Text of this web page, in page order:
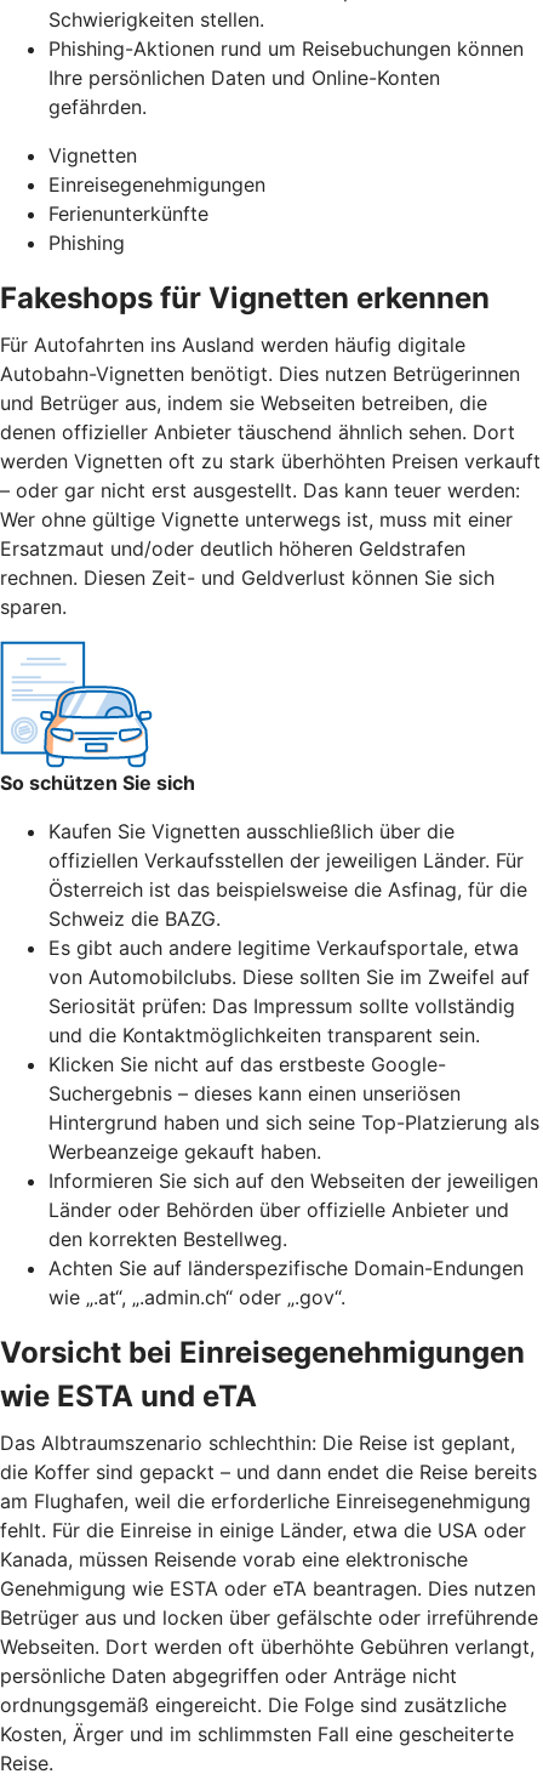
Schwierigkeiten stellen.
Phishing-Aktionen rund um Reisebuchungen können
Ihre persönlichen Daten und Online-Konten
gefährden.
Vignetten
Einreisegenehmigungen
Ferienunterkünfte
Phishing
Fakeshops für Vignetten erkennen
Für Autofahrten ins Ausland werden häufig digitale
Autobahn-Vignetten benötigt. Dies nutzen Betrügerinnen
und Betrüger aus, indem sie Webseiten betreiben, die
denen offizieller Anbieter täuschend ähnlich sehen. Dort
werden Vignetten oft zu stark überhöhten Preisen verkauft
– oder gar nicht erst ausgestellt. Das kann teuer werden:
Wer ohne gültige Vignette unterwegs ist, muss mit einer
Ersatzmaut und/oder deutlich höheren Geldstrafen
rechnen. Diesen Zeit- und Geldverlust können Sie sich
sparen.
So schützen Sie sich
Kaufen Sie Vignetten ausschließlich über die
offiziellen Verkaufsstellen der jeweiligen Länder. Für
Österreich ist das beispielsweise die Asfinag, für die
Schweiz die BAZG.
Es gibt auch andere legitime Verkaufsportale, etwa
von Automobilclubs. Diese sollten Sie im Zweifel auf
Seriosität prüfen: Das Impressum sollte vollständig
und die Kontaktmöglichkeiten transparent sein.
Klicken Sie nicht auf das erstbeste Google-
Suchergebnis – dieses kann einen unseriösen
Hintergrund haben und sich seine Top-Platzierung als
Werbeanzeige gekauft haben.
Informieren Sie sich auf den Webseiten der jeweiligen
Länder oder Behörden über offizielle Anbieter und
den korrekten Bestellweg.
Achten Sie auf länderspezifische Domain-Endungen
wie „.at“, „.admin.ch“ oder „.gov“.
Vorsicht bei Einreisegenehmigungen
wie ESTA und eTA
Das Albtraumszenario schlechthin: Die Reise ist geplant,
die Koffer sind gepackt – und dann endet die Reise bereits
am Flughafen, weil die erforderliche Einreisegenehmigung
fehlt. Für die Einreise in einige Länder, etwa die USA oder
Kanada, müssen Reisende vorab eine elektronische
Genehmigung wie ESTA oder eTA beantragen. Dies nutzen
Betrüger aus und locken über gefälschte oder irreführende
Webseiten. Dort werden oft überhöhte Gebühren verlangt,
persönliche Daten abgegriffen oder Anträge nicht
ordnungsgemäß eingereicht. Die Folge sind zusätzliche
Kosten, Ärger und im schlimmsten Fall eine gescheiterte
Reise.